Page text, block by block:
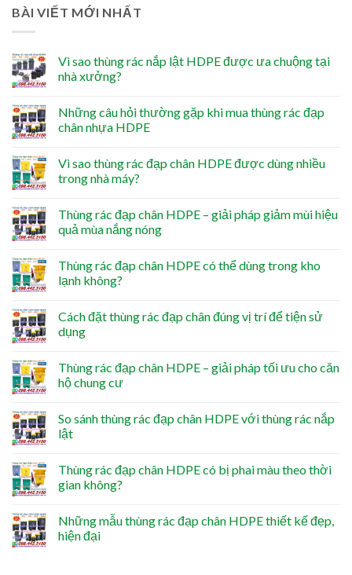
BÀI VIẾT MỚI NHẤT
Vì sao thùng rác nắp lật HDPE được ưa chuộng tại
nhà xưởng?
Những câu hỏi thường gặp khi mua thùng rác đạp
chân nhựa HDPE
Vì sao thùng rác đạp chân HDPE được dùng nhiều
trong nhà máy?
Thùng rác đạp chân HDPE – giải pháp giảm mùi hiệu
quả mùa nắng nóng
Thùng rác đạp chân HDPE có thể dùng trong kho
lạnh không?
Cách đặt thùng rác đạp chân đúng vị trí để tiện sử
dụng
Thùng rác đạp chân HDPE – giải pháp tối ưu cho căn
hộ chung cư
So sánh thùng rác đạp chân HDPE với thùng rác nắp
lật
Thùng rác đạp chân HDPE có bị phai màu theo thời
gian không?
Những mẫu thùng rác đạp chân HDPE thiết kế đẹp,
hiện đại